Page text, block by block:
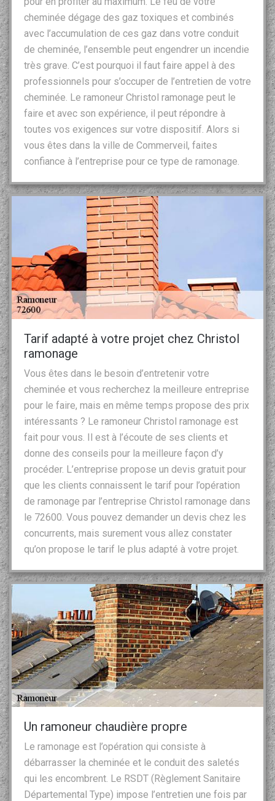
cheminée dégage des gaz toxiques et combinés
avec l’accumulation de ces gaz dans votre conduit
de cheminée, l’ensemble peut engendrer un incendie
très grave. C’est pourquoi il faut faire appel à des
professionnels pour s’occuper de l’entretien de votre
cheminée. Le ramoneur Christol ramonage peut le
faire et avec son expérience, il peut répondre à
toutes vos exigences sur votre dispositif. Alors si
vous êtes dans la ville de Commerveil, faites
confiance à l’entreprise pour ce type de ramonage.
Tarif adapté à votre projet chez Christol
ramonage
Vous êtes dans le besoin d’entretenir votre
cheminée et vous recherchez la meilleure entreprise
pour le faire, mais en même temps propose des prix
intéressants ? Le ramoneur Christol ramonage est
fait pour vous. Il est à l’écoute de ses clients et
donne des conseils pour la meilleure façon d’y
procéder. L’entreprise propose un devis gratuit pour
que les clients connaissent le tarif pour l’opération
de ramonage par l’entreprise Christol ramonage dans
le 72600. Vous pouvez demander un devis chez les
concurrents, mais surement vous allez constater
qu’on propose le tarif le plus adapté à votre projet.
Un ramoneur chaudière propre
Le ramonage est l’opération qui consiste à
débarrasser la cheminée et le conduit des saletés
qui les encombrent. Le RSDT (Règlement Sanitaire
Départemental Type) impose l’entretien une fois par